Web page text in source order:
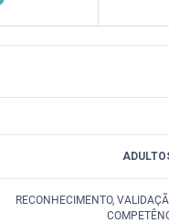
RECONHECIMENTO,